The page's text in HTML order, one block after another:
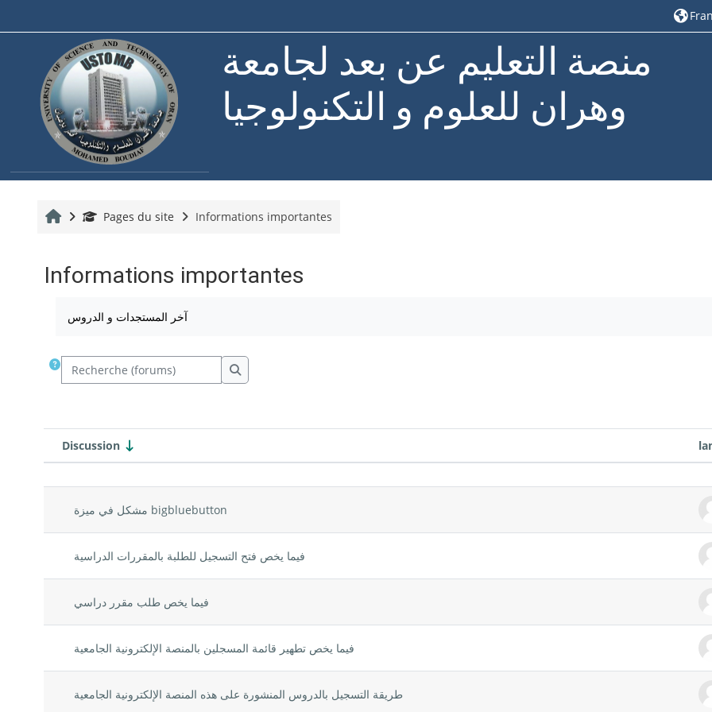
منصة التعليم عن بعد لجامعة
وهران للعلوم و التكنولوجيا
AccueilPages du site Informations importantes
Informations importantes
آخر المستجدات و الدروس
Recherche (forums)
Recherche (forums)
Statut
Discussion
مشكل في ميزة bigbluebutton
فيما يخص فتح التسجيل للطلبة بالمقررات الدراسية
فيما يخص طلب مقرر دراسي
فيما يخص تطهير قائمة المسجلين بالمنصة الإلكترونية الجامعية
طريقة التسجيل بالدروس المنشورة على هذه المنصة الإلكترونية الجامعية